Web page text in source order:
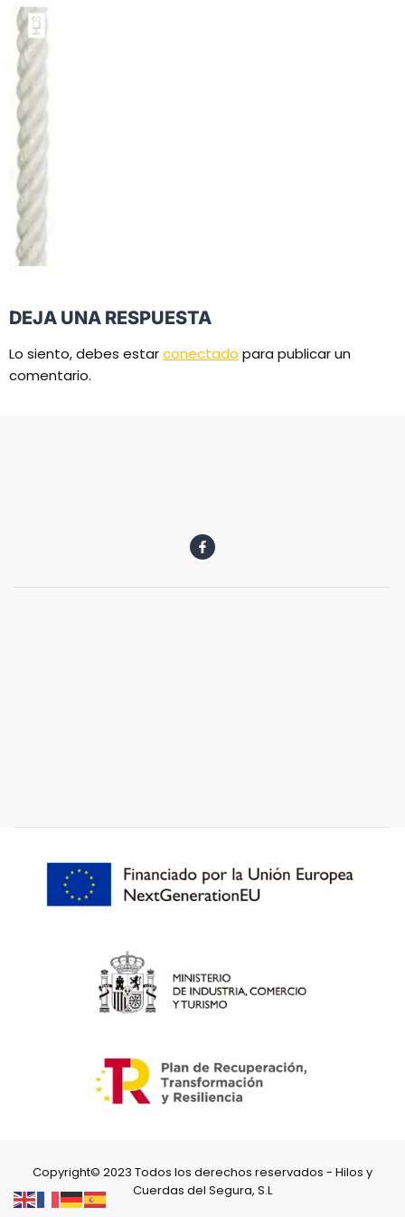
DEJA UNA RESPUESTA
Lo siento, debes estarconectado para publicar un
comentario.
Copyright© 2023 Todos los derechos reservados - Hilos y
Cuerdas del Segura, S.L